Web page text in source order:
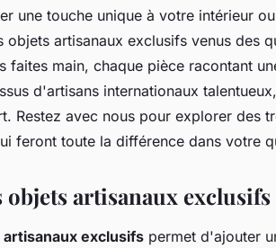
issus
du monde
une touche unique à votre intérieur
objets artisanaux exclusifs venus des
faites main, chaque pièce racontant
d'artisans internationaux
Restez avec nous pour explorer des
feront toute la différence dans votre
objets artisanaux exclusifs
exclusifs permet d'ajouter